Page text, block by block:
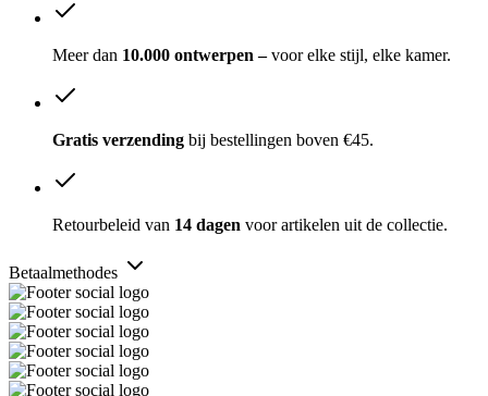
Meer dan 10.000 ontwerpen –voor elke stijl, elke kamer.
Gratis verzending bij bestellingen boven €45.
Retourbeleid van 14 dagen voor artikelen uit de collectie.
Betaalmethodes